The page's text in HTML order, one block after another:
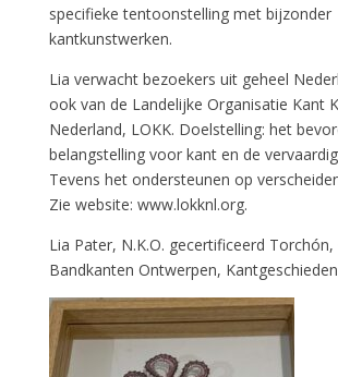
specifieke tentoonstelling met bijzonder
kantkunstwerken.
Lia verwacht bezoekers uit geheel
ook van de Landelijke Organisatie Kant
Nederland, LOKK. Doelstelling: het
belangstelling voor kant en de
Tevens het ondersteunen op
Zie website: www.lokknl.org.
Lia Pater, N.K.O. gecertificeerd Torchón,
Bandkanten Ontwerpen,